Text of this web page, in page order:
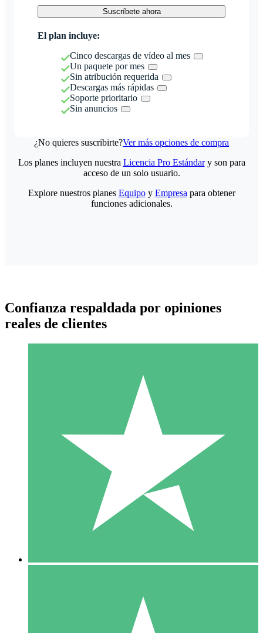
Suscríbete ahora
El plan incluye:
Cinco descargas de vídeo al mes
Un paquete por mes
Sin atribución requerida
Descargas más rápidas
Soporte prioritario
Sin anuncios
¿No quieres suscribirte?Ver más opciones de compra
Paquetes de Créditos Individuales
Paga según el uso con créditos de descarga. Sin compromiso
10 00
10 Descargas
20 00
Los planes incluyen nuestra Licencia Pro Estándary son para
acceso de un solo usuario.
Explore nuestros planes Equipoy Empresa para obtener
funciones adicionales.
Confianza respaldada por opiniones
reales de clientes